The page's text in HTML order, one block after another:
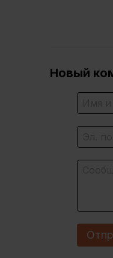
Новый